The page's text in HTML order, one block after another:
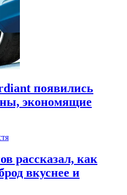
появились
экономящие
рассказал, как
вкуснее и